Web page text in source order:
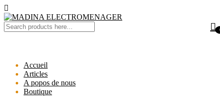
Accueil
Articles
A popos de nous
Boutique